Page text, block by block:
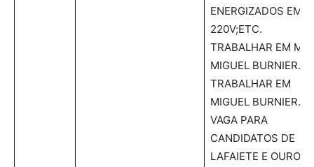
ENERGIZADOS EM
220V;ETC.
TRABALHAR EM
MIGUEL BURNIER.
TRABALHAR EM
MIGUEL BURNIER.
VAGA PARA
CANDIDATOS DE
LAFAIETE E OURO